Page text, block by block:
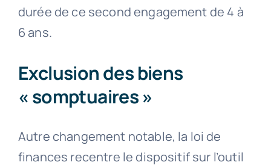
durée de ce second engagement de 4 à
6 ans.
Exclusion des biens
« somptuaires »
Autre changement notable, la loi de
finances recentre le dispositif sur l’outil